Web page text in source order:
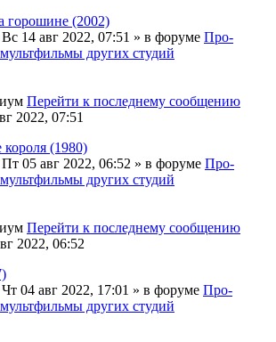
горошине (2002)
Вс 14 авг 2022, 07:51 » в форуме Про-
других студий
Перейти к последнему сообщению
2022, 07:51
(1980)
Пт 05 авг 2022, 06:52 » в форуме Про-
других студий
Перейти к последнему сообщению
2022, 06:52
Чт 04 авг 2022, 17:01 » в форуме Про-
других студий